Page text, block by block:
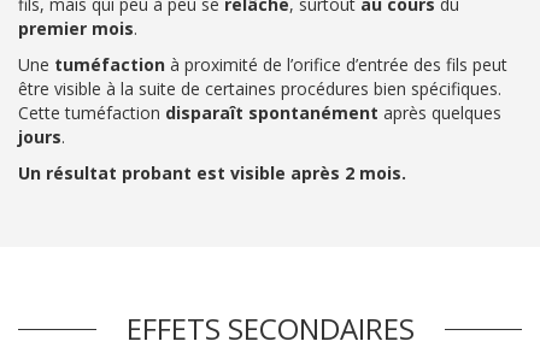
premier mois.
Une tuméfaction à proximité de l’orifice d’entrée des fils peut
être visible à la suite de certaines procédures bien spécifiques.
Cette tuméfaction disparaît spontanément après quelques
jours.
Un résultat probant est visible après 2 mois.
EFFETS SECONDAIRES